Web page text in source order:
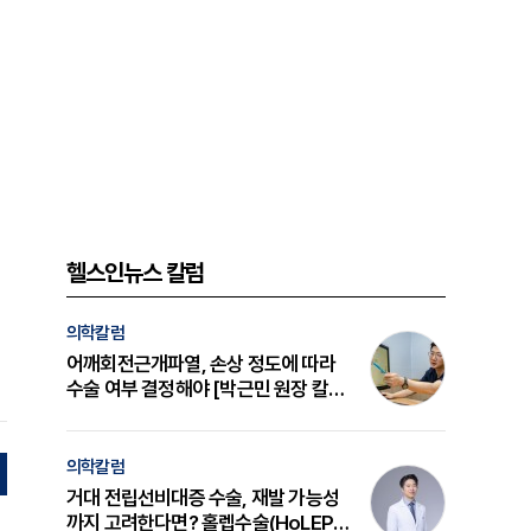
헬스인뉴스 칼럼
의학칼럼
어깨회전근개파열, 손상 정도에 따라
수술 여부 결정해야 [박근민 원장 칼
의학칼럼
거대 전립선비대증 수술, 재발 가능성
까지 고려한다면? 홀렙수술(HoLEP)